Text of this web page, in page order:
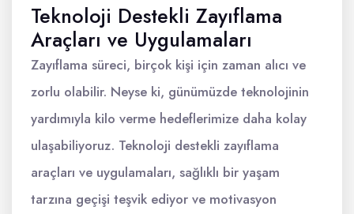
Teknoloji Destekli Zayıflama
Araçları ve Uygulamaları
Zayıflama süreci, birçok kişi için zaman alıcı ve
zorlu olabilir. Neyse ki, günümüzde teknolojinin
yardımıyla kilo verme hedeflerimize daha kolay
ulaşabiliyoruz. Teknoloji destekli zayıflama
araçları ve uygulamaları, sağlıklı bir yaşam
tarzına geçişi teşvik ediyor ve motivasyon